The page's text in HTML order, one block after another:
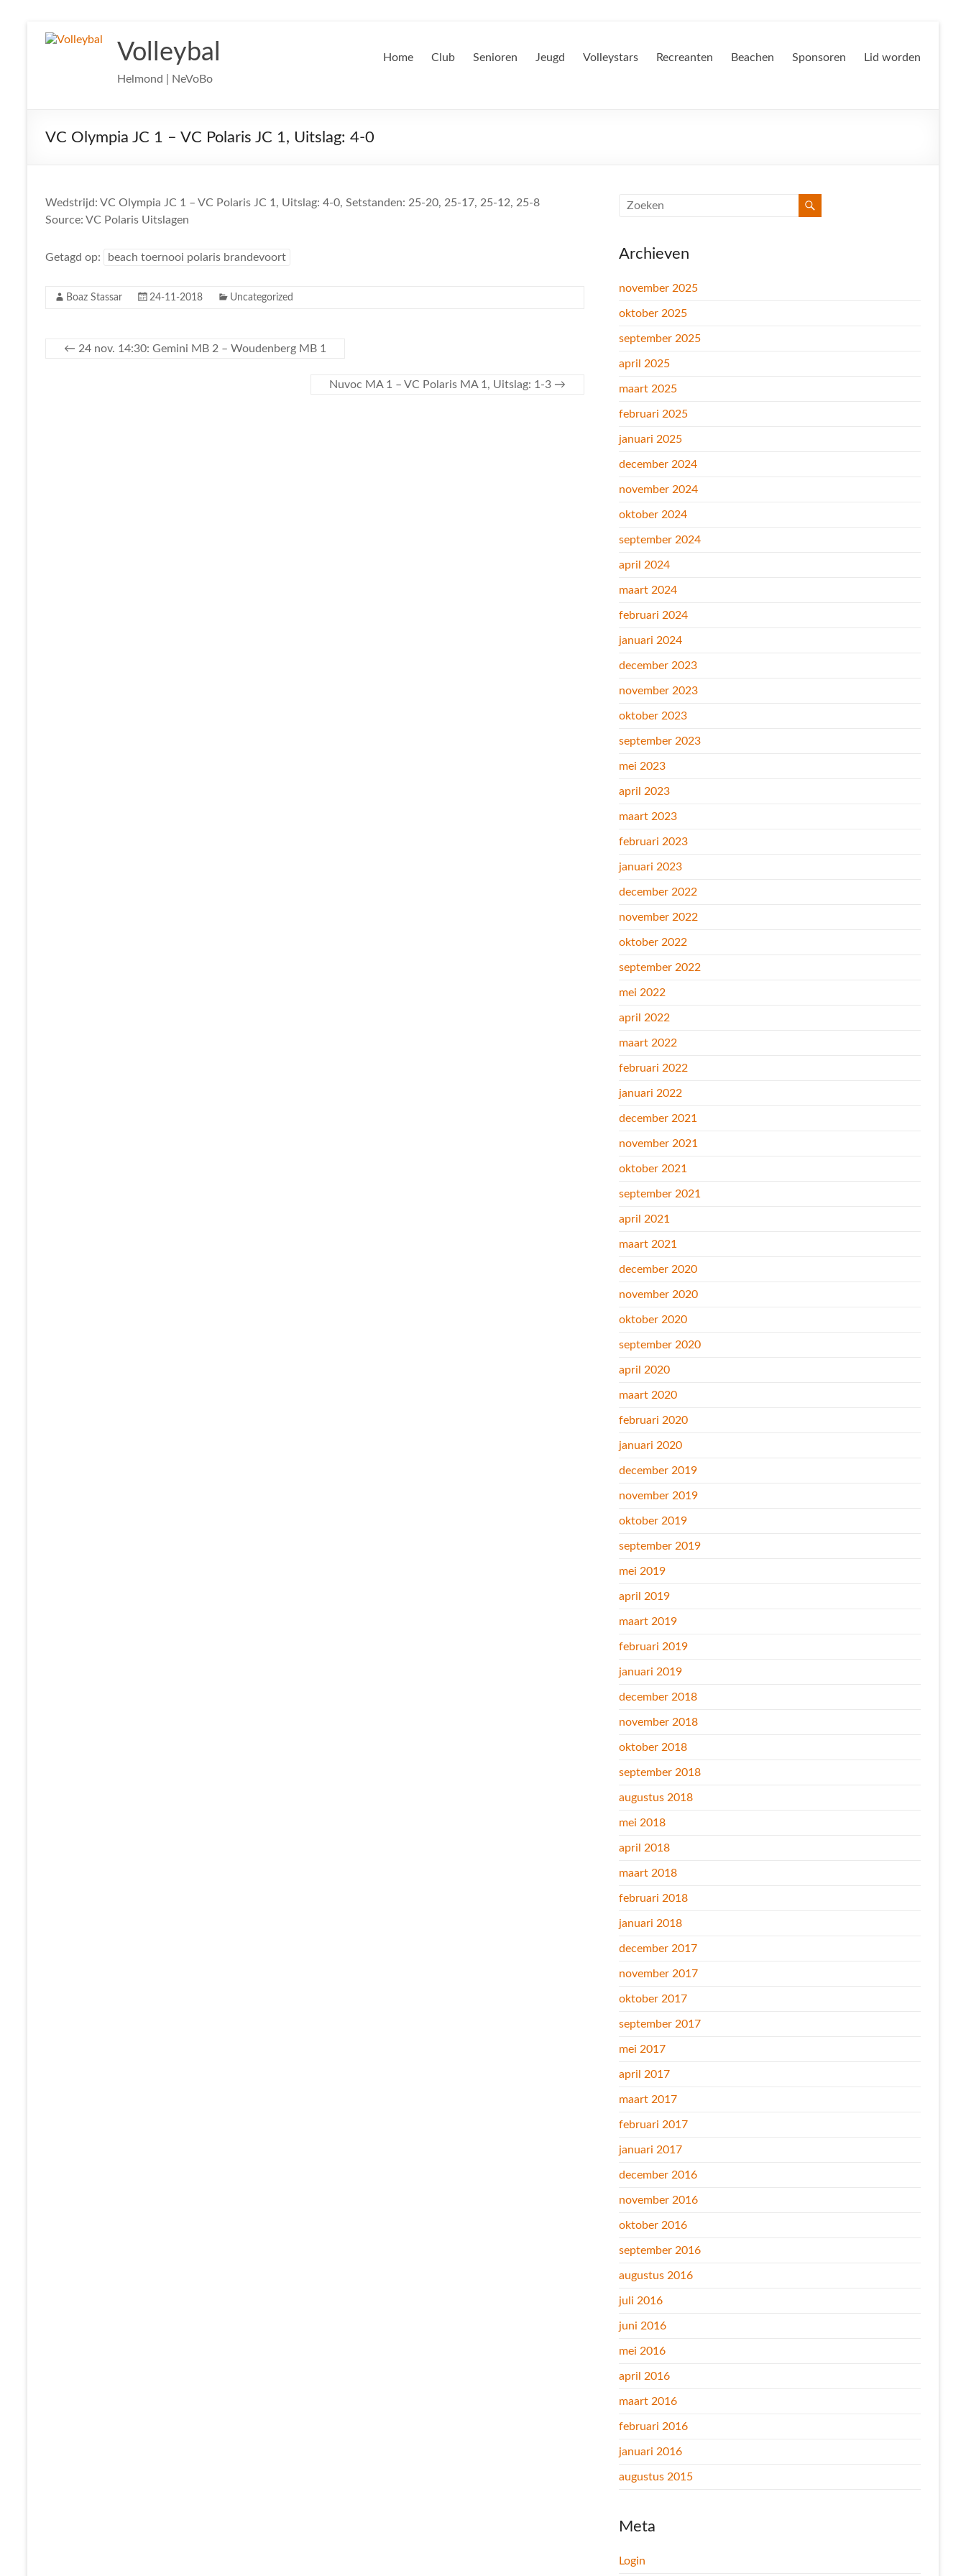
naar
Volleybal
Helmond | NeVoBo
Home Club Senioren Jeugd Volleystars Recreanten Beachen Sponsoren Lid worden
VC Olympia JC 1 – VC Polaris JC 1, Uitslag: 4-0
Wedstrijd: VC Olympia JC 1 – VC Polaris JC 1, Uitslag: 4-0, Setstanden: 25-20, 25-17, 25-12, 25-8
Source: VC Polaris Uitslagen
Getagd op: beach toernooi polaris brandevoort
Boaz Stassar 24-11-2018 Uncategorized
← 24 nov. 14:30: Gemini MB 2 – Woudenberg MB 1
Nuvoc MA 1 – VC Polaris MA 1, Uitslag: 1-3 →
Archieven
november 2025
oktober 2025
september 2025
april 2025
maart 2025
februari 2025
januari 2025
december 2024
november 2024
oktober 2024
september 2024
april 2024
maart 2024
februari 2024
januari 2024
december 2023
november 2023
oktober 2023
september 2023
mei 2023
april 2023
maart 2023
februari 2023
januari 2023
december 2022
november 2022
oktober 2022
september 2022
mei 2022
april 2022
maart 2022
februari 2022
januari 2022
december 2021
november 2021
oktober 2021
september 2021
april 2021
maart 2021
december 2020
november 2020
oktober 2020
september 2020
april 2020
maart 2020
februari 2020
januari 2020
december 2019
november 2019
oktober 2019
september 2019
mei 2019
april 2019
maart 2019
februari 2019
januari 2019
december 2018
november 2018
oktober 2018
september 2018
augustus 2018
mei 2018
april 2018
maart 2018
februari 2018
januari 2018
december 2017
november 2017
oktober 2017
september 2017
mei 2017
april 2017
maart 2017
februari 2017
januari 2017
december 2016
november 2016
oktober 2016
september 2016
augustus 2016
juli 2016
juni 2016
mei 2016
april 2016
maart 2016
februari 2016
januari 2016
augustus 2015
Meta
Login